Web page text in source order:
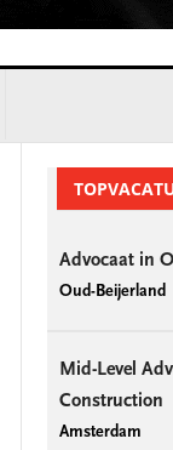
Sidebar
Advocaat in
Oud-Beijerland
Mid-Level
Construction
Amsterdam